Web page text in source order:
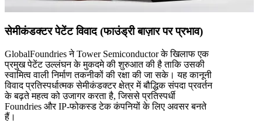
सेमीकंडक्टर पेटेंट विवाद (फाउंड्री बाज़ार पर प्रभाव)
GlobalFoundries ने Tower Semiconductor के खिलाफ एक
प्रमुख पेटेंट उल्लंघन के मुकदमे की शुरुआत की है ताकि उसकी
स्वामित्व वाली निर्माण तकनीकों की रक्षा की जा सके। यह कानूनी
विवाद प्रतिस्पर्धात्मक सेमीकंडक्टर क्षेत्र में बौद्धिक संपदा प्रवर्तन
के बढ़ते महत्व को उजागर करता है, जिससे प्रतिस्पर्धी
Foundries और IP-फोकस्ड टेक कंपनियों के लिए अवसर बनते
हैं।